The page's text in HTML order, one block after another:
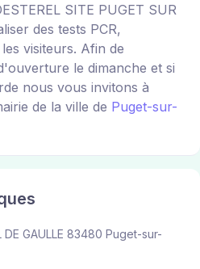
SITE PUGET SUR
des tests PCR,
visiteurs. Afin de
le dimanche et si
nous vous invitons à
de la ville de Puget-sur-
DE GAULLE 83480 Puget-sur-